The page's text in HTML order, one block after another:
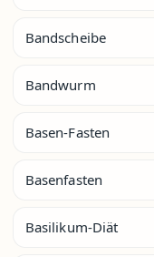
Bandscheibe
Bandwurm
Basen-Fasten
Basenfasten
Basilikum-Diät